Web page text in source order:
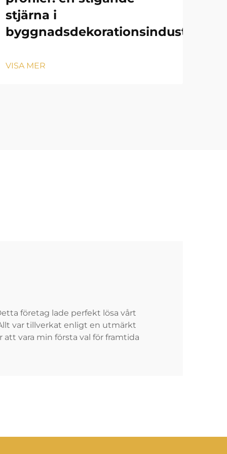
stjärna i
byggnadsdekorationsindustrin
VISA MER
företag lade perfekt lösa vårt
var tillverkat enligt en utmärkt
vara min första val för framtida